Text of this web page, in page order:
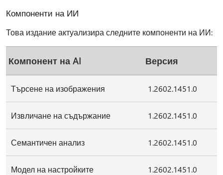
Компоненти на ИИ
Това издание актуализира следните компоненти на ИИ:
Компонент на AI Версия
Търсене на изображения 1.2602.1451.0
Извличане на съдържание 1.2602.1451.0
Семантичен анализ 1.2602.1451.0
Модел на настройките 1.2602.1451.0